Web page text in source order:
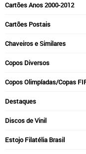
Cartões Anos 2000-2012
Cartões Postais
Chaveiros e Similares
Copos Diversos
Copos Olimpíadas/Copas
Destaques
Discos de Vinil
Estojo Filatélia Brasil